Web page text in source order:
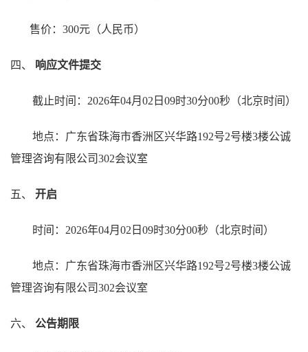
售价：300元（人民币）
四、 响应文件提交
截止时间：2026年04月 02 日 09时30分00秒（北京时间）
地点：广东省珠海市香洲区兴华路192号2号楼3楼公诚
管理咨询有限公司302会议室
五、 开启
时间：2026年04月 02 日 09时30分00秒（北京时间）
地点：广东省珠海市香洲区兴华路192号2号楼3楼公诚
管理咨询有限公司302会议室
六、 公告期限